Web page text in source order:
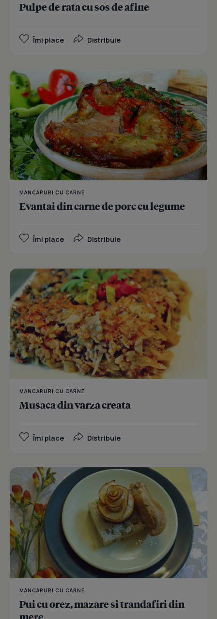
Pulpe de rata cu sos de afine
Îmi place Distribuie
MANCARURI CU CARNE
Evantai din carne de porc cu legume
Îmi place Distribuie
MANCARURI CU CARNE
Musaca din varza creata
Îmi place Distribuie
MANCARURI CU CARNE
Pui cu orez, mazare si trandafiri din
mere